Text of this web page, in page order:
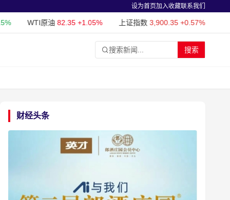
设为首页加入收藏联系我们
原油 82.35 +1.05% 上证指数 3,900.35 +0.57% 深证成指
搜索新闻... 搜索
财经头条